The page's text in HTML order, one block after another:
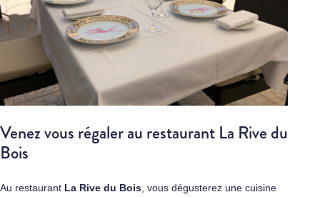
Venez vous régaler au restaurant La Rive du
Bois
Au restaurant La Rive du Bois, vous dégusterez une cuisine